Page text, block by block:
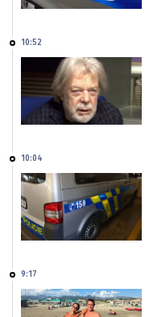
10:52
10:04
9:17